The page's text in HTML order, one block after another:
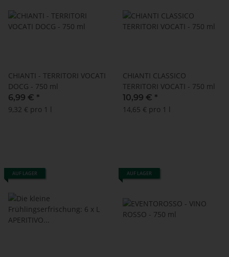
CHIANTI - TERRITORI VOCATI
DOCG - 750 ml
6,99 € *
9,32 € pro 1 l
CHIANTI CLASSICO
TERRITORI VOCATI - 750 ml
10,99 € *
14,65 € pro 1 l
AUF LAGER AUF LAGER